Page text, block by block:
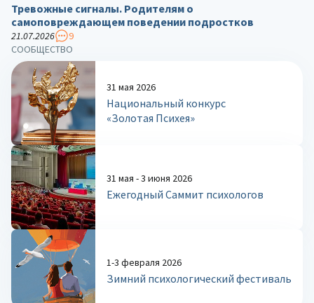
СООБЩЕСТВО
31 мая 2026
Национальный конкурс
«Золотая Психея»
31 мая - 3 июня 2026
Ежегодный Саммит психологов
1-3 февраля 2026
Зимний психологический фестиваль
Тревожные сигналы. Родителям о
самоповреждающем поведении подростков
21.07.2026 9